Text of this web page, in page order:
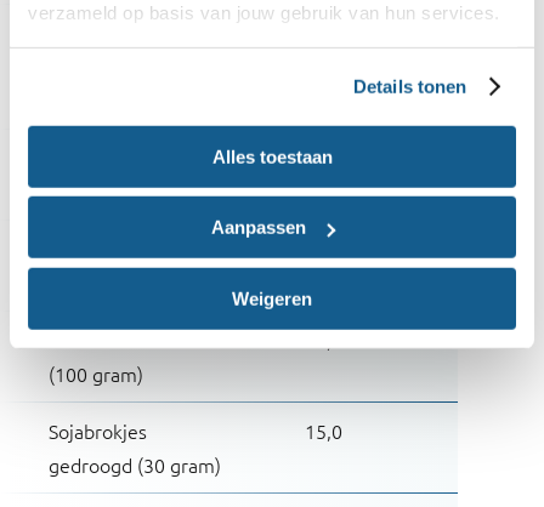
verzameld op basis van jouw gebruik van hun services.
Details tonen
Alles toestaan
Aanpassen
Weigeren
1 schaaltje sojayoghurt
(150 ml)
6,0
(100 gram)
Sojabrokjes
gedroogd (30 gram)
15,0